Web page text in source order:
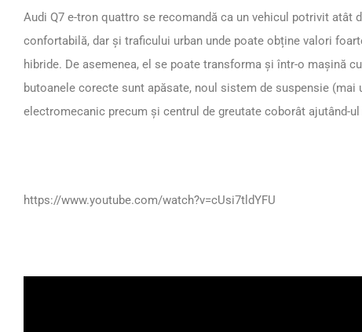
Audi Q7 e-tron quattro se recomandă ca un vehicul potrivit atât
confortabilă, dar și traficului urban unde poate obține valori
hibride. De asemenea, el se poate transforma și într-o mașină
butoanele corecte sunt apăsate, noul sistem de suspensie (mai
electromecanic precum și centrul de greutate coborât ajutând-
https://www.youtube.com/watch?v=cUsi7tldYFU